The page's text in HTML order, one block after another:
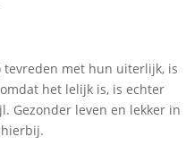
tevreden met hun uiterlijk, is
het lelijk is, is echter
Gezonder leven en lekker in